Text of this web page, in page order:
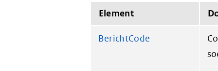
Element
BerichtCode